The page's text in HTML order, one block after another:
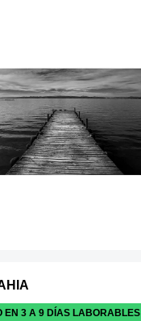
EN 3 A 9 DÍAS LABORABLES